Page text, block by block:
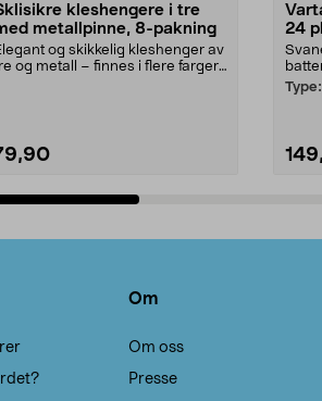
kleshengere i tre
metallpinne, 8-pakning
og skikkelig kleshenger av
og metall – finnes i flere farger.
24
Type:
Om
Om oss
Presse